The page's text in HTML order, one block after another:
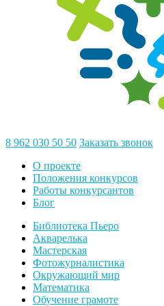
8 962 030 50 50 Заказать звонок
О проекте
Положения конкурсов
Работы конкурсантов
Блог
Библиотека Пьеро
Акварелька
Мастерская
Фотожурналистика
Окружающий мир
Математика
Обучение грамоте